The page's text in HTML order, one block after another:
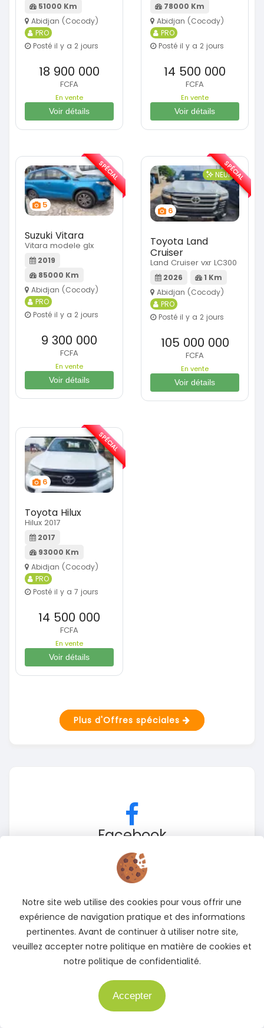
51000 Km
Abidjan (Cocody)
PRO
Posté il y a 2 jours
18 900 000
FCFA
En vente
Voir détails
78000 Km
Abidjan (Cocody)
PRO
Posté il y a 2 jours
14 500 000
FCFA
En vente
Voir détails
5
Suzuki Vitara
Vitara modele glx
2019
85000 Km
Abidjan (Cocody)
PRO
Posté il y a 2 jours
9 300 000
FCFA
En vente
Voir détails
SPÉCIAL
6
NEUF
Toyota Land
Cruiser
Land Cruiser vxr LC300
2026
1 Km
Abidjan (Cocody)
PRO
Posté il y a 2 jours
105 000 000
FCFA
En vente
Voir détails
SPÉCIAL
6
Toyota Hilux
Hilux 2017
2017
93000 Km
Abidjan (Cocody)
PRO
Posté il y a 7 jours
14 500 000
FCFA
En vente
Voir détails
SPÉCIAL
Plus d'Offres spéciales
Facebook
Suivez-nous sur Facebook pour rester informé des
meilleures offres
Notre site web utilise des cookies pour vous offrir une
expérience de navigation pratique et des informations
pertinentes. Avant de continuer à utiliser notre site,
veuillez accepter notre politique en matière de cookies et
notre politique de confidentialité.
Accepter